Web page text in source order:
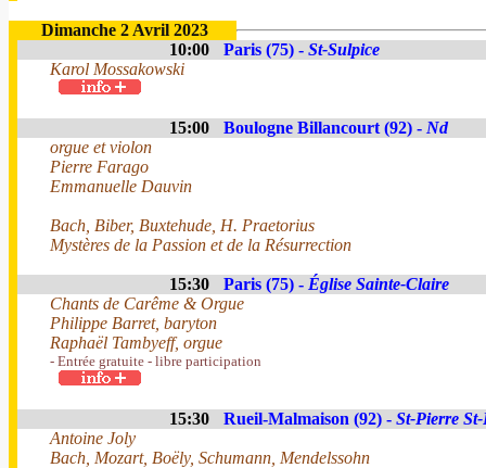
Dimanche 2 Avril 2023
10:00
Paris (75) - St-Sulpice
Karol Mossakowski
15:00 Boulogne Billancourt (92) - Nd
orgue et violon
Pierre Farago
Emmanuelle Dauvin
Bach, Biber, Buxtehude, H. Praetorius
Mystères de la Passion et de la Résurrection
15:30 Paris (75) - Église Sainte-Claire
Chants de Carême & Orgue
Philippe Barret, baryton
Raphaël Tambyeff, orgue
- Entrée gratuite - libre participation
15:30 Rueil-Malmaison (92) - St-Pierre
Antoine Joly
Bach, Mozart, Boëly, Schumann, Mendelssohn